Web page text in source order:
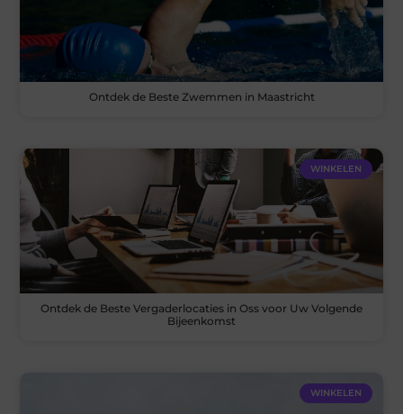
Ontdek de Beste Zwemmen in Maastricht
WINKELEN
Ontdek de Beste Vergaderlocaties in Oss voor Uw Volgende
Bijeenkomst
WINKELEN